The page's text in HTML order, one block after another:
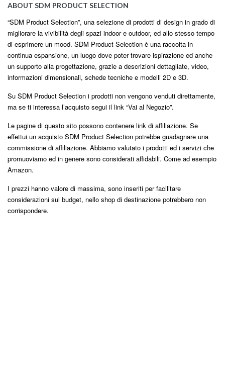
ABOUT SDM PRODUCT SELECTION
“SDM Product Selection”, una selezione di prodotti di design in grado di
migliorare la vivibilità degli spazi indoor e outdoor, ed allo stesso tempo
di esprimere un mood. SDM Product Selection è una raccolta in
continua espansione, un luogo dove poter trovare ispirazione ed anche
un supporto alla progettazione, grazie a descrizioni dettagliate, video,
informazioni dimensionali, schede tecniche e modelli 2D e 3D.
Su SDM Product Selection i prodotti non vengono venduti direttamente,
ma se ti interessa l’acquisto segui il link “Vai al Negozio”.
Le pagine di questo sito possono contenere link di affiliazione. Se
effettui un acquisto SDM Product Selection potrebbe guadagnare una
commissione di affiliazione. Abbiamo valutato i prodotti ed i servizi che
promuoviamo ed in genere sono considerati affidabili. Come ad esempio
Amazon.
I prezzi hanno valore di massima, sono inseriti per facilitare
considerazioni sul budget, nello shop di destinazione potrebbero non
corrispondere.